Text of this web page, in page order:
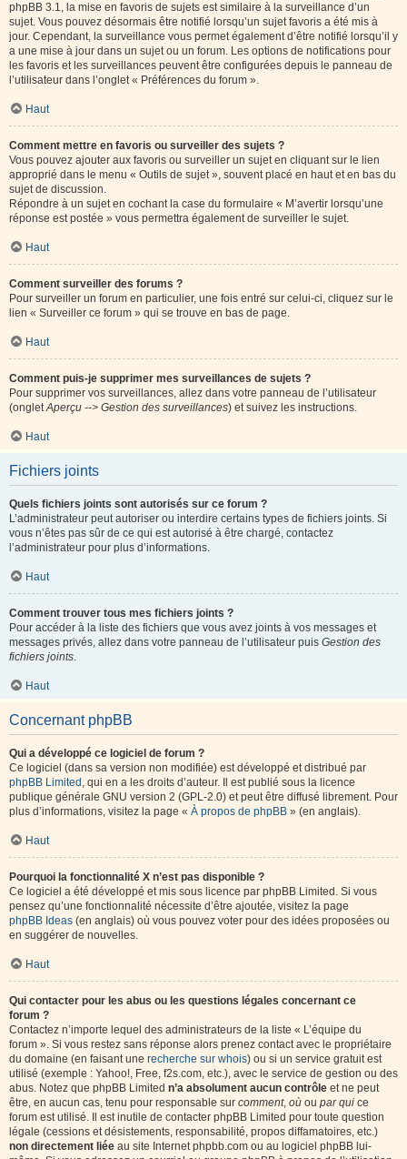
phpBB 3.1, la mise en favoris de sujets est similaire à la surveillance d’un
sujet. Vous pouvez désormais être notifié lorsqu’un sujet favoris a été mis à
jour. Cependant, la surveillance vous permet également d’être notifié lorsqu’il y
a une mise à jour dans un sujet ou un forum. Les options de notifications pour
les favoris et les surveillances peuvent être configurées depuis le panneau de
l’utilisateur dans l’onglet « Préférences du forum ».
Haut
Comment mettre en favoris ou surveiller des sujets ?
Vous pouvez ajouter aux favoris ou surveiller un sujet en cliquant sur le lien
approprié dans le menu « Outils de sujet », souvent placé en haut et en bas du
sujet de discussion.
Répondre à un sujet en cochant la case du formulaire « M’avertir lorsqu’une
réponse est postée » vous permettra également de surveiller le sujet.
Haut
Comment surveiller des forums ?
Pour surveiller un forum en particulier, une fois entré sur celui-ci, cliquez sur le
lien « Surveiller ce forum » qui se trouve en bas de page.
Haut
Comment puis-je supprimer mes surveillances de sujets ?
Pour supprimer vos surveillances, allez dans votre panneau de l’utilisateur
(ongletAperçu --> Gestion des surveillances) et suivez les instructions.
Haut
Fichiers joints
Quels fichiers joints sont autorisés sur ce forum ?
L’administrateur peut autoriser ou interdire certains types de fichiers joints. Si
vous n’êtes pas sûr de ce qui est autorisé à être chargé, contactez
l’administrateur pour plus d’informations.
Haut
Comment trouver tous mes fichiers joints ?
Pour accéder à la liste des fichiers que vous avez joints à vos messages et
messages privés, allez dans votre panneau de l’utilisateur puis Gestion des
fichiers joints.
Haut
Concernant phpBB
Qui a développé ce logiciel de forum ?
Ce logiciel (dans sa version non modifiée) est développé et distribué par
phpBB Limited , qui en a les droits d’auteur. Il est publié sous la licence
publique générale GNU version 2 (GPL-2.0) et peut être diffusé librement. Pour
plus d’informations, visitez la page « À propos de phpBB » (en anglais).
Haut
Pourquoi la fonctionnalité X n’est pas disponible ?
Ce logiciel a été développé et mis sous licence par phpBB Limited. Si vous
pensez qu’une fonctionnalité nécessite d’être ajoutée, visitez la page
phpBB Ideas (en anglais) où vous pouvez voter pour des idées proposées ou
en suggérer de nouvelles.
Haut
Qui contacter pour les abus ou les questions légales concernant ce
forum ?
Contactez n’importe lequel des administrateurs de la liste « L’équipe du
forum ». Si vous restez sans réponse alors prenez contact avec le propriétaire
du domaine (en faisant une recherche sur whois) ou si un service gratuit est
utilisé (exemple : Yahoo!, Free, f2s.com, etc.), avec le service de gestion ou des
abus. Notez que phpBB Limited n’a absolument aucun contrôle et ne peut
être, en aucun cas, tenu pour responsable sur comment, où ou par qui ce
forum est utilisé. Il est inutile de contacter phpBB Limited pour toute question
légale (cessions et désistements, responsabilité, propos diffamatoires, etc.)
non directement liée au site Internet phpbb.com ou au logiciel phpBB lui-